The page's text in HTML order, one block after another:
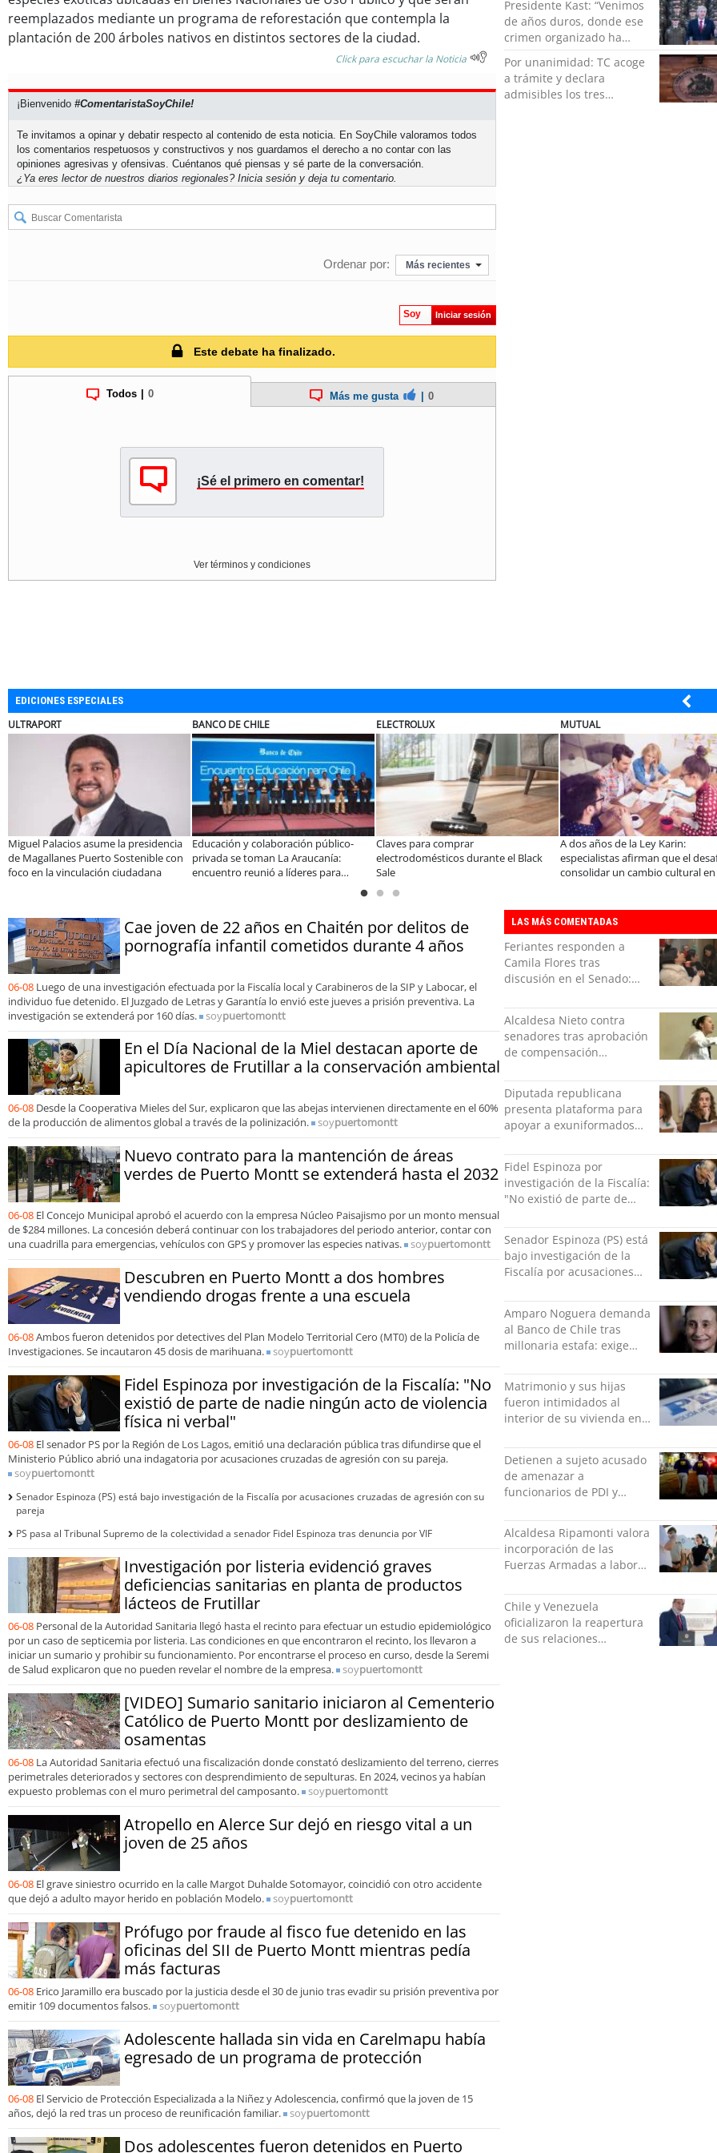
reemplazados mediante un programa de reforestación que contempla la
plantación de 200 árboles nativos en distintos sectores de la ciudad.
Click para escuchar la Noticia
¡Bienvenido #ComentaristaSoyChile!
Te invitamos a opinar y debatir respecto al contenido de esta noticia. En SoyChile valoramos todos
los comentarios respetuosos y constructivos y nos guardamos el derecho a no contar con las
opiniones agresivas y ofensivas. Cuéntanos qué piensas y sé parte de la conversación.
¿Ya eres lector de nuestros diarios regionales? Inicia sesión y deja tu comentario.
Ordenar por: Más recientes
Soy Iniciar sesión
Este debate ha finalizado.
Todos 0 Más me gusta 0
¡Sé el primero en comentar!
Ver términos y condiciones
Presidente Kast: “Venimos
de años duros, donde ese
crimen organizado ha
ocupado un lugar que no
le corresponde”
Por unanimidad: TC acoge
a trámite y declara
admisibles los tres
EDICIONES ESPECIALES
la presidencia
con
Educación y colaboración público-
privada se toman La Araucanía:
encuentro reunió a líderes para
ELECTROLUX
Claves para comprar
electrodomésticos durante el Black
Sale
A dos años de la Ley Karin:
especialistas afirman que el desafío es
consolidar un cambio cultural en las
¿Qué buscan hoy
tecnología para el
Cae joven de 22 años en Chaitén por delitos de
pornografía infantil cometidos durante 4 años
06-08 Luego de una investigación efectuada por la Fiscalía local y Carabineros de la SIP y Labocar, el
individuo fue detenido. El Juzgado de Letras y Garantía lo envió este jueves a prisión preventiva. La
investigación se extenderá por 160 días.
soypuertomontt
En el Día Nacional de la Miel destacan aporte de
apicultores de Frutillar a la conservación ambiental
06-08 Desde la Cooperativa Mieles del Sur, explicaron que las abejas intervienen directamente en el 60%
de la producción de alimentos global a través de la polinización.
soypuertomontt
Nuevo contrato para la mantención de áreas
verdes de Puerto Montt se extenderá hasta el 2032
06-08 El Concejo Municipal aprobó el acuerdo con la empresa Núcleo Paisajismo por un monto mensual
de $284 millones. La concesión deberá continuar con los trabajadores del periodo anterior, contar con
una cuadrilla para emergencias, vehículos con GPS y promover las especies nativas.
soypuertomontt
Descubren en Puerto Montt a dos hombres
vendiendo drogas frente a una escuela
06-08Ambos fueron detenidos por detectives del Plan Modelo Territorial Cero (MT0) de la Policía de
Investigaciones. Se incautaron 45 dosis de marihuana.
soypuertomontt
Fidel Espinoza por investigación de la Fiscalía: "No
existió de parte de nadie ningún acto de violencia
física ni verbal"
06-08 El senador PS por la Región de Los Lagos, emitió una declaración pública tras difundirse que el
Ministerio Público abrió una indagatoria por acusaciones cruzadas de agresión con su pareja.
soypuertomontt
Senador Espinoza (PS) está bajo investigación de la Fiscalía por acusaciones cruzadas de agresión con su
pareja
PS pasa al Tribunal Supremo de la colectividad a senador Fidel Espinoza tras denuncia por VIF
Investigación por listeria evidenció graves
deficiencias sanitarias en planta de productos
lácteos de Frutillar
06-08 Personal de la Autoridad Sanitaria llegó hasta el recinto para efectuar un estudio epidemiológico
por un caso de septicemia por listeria. Las condiciones en que encontraron el recinto, los llevaron a
iniciar un sumario y prohibir su funcionamiento. Por encontrarse el proceso en curso, desde la Seremi
de Salud explicaron que no pueden revelar el nombre de la empresa.
soypuertomontt
[VIDEO] Sumario sanitario iniciaron al Cementerio
Católico de Puerto Montt por deslizamiento de
osamentas
06-08 La Autoridad Sanitaria efectuó una fiscalización donde constató deslizamiento del terreno, cierres
perimetrales deteriorados y sectores con desprendimiento de sepulturas. En 2024, vecinos ya habían
expuesto problemas con el muro perimetral del camposanto.
soypuertomontt
Atropello en Alerce Sur dejó en riesgo vital a un
joven de 25 años
06-08 El grave siniestro ocurrido en la calle Margot Duhalde Sotomayor, coincidió con otro accidente
que dejó a adulto mayor herido en población Modelo.
soypuertomontt
Prófugo por fraude al fisco fue detenido en las
oficinas del SII de Puerto Montt mientras pedía
más facturas
06-08 Erico Jaramillo era buscado por la justicia desde el 30 de junio tras evadir su prisión preventiva por
emitir 109 documentos falsos.
soypuertomontt
Adolescente hallada sin vida en Carelmapu había
egresado de un programa de protección
06-08 El Servicio de Protección Especializada a la Niñez y Adolescencia, confirmó que la joven de 15
años, dejó la red tras un proceso de reunificación familiar.
soypuertomontt
Dos adolescentes fueron detenidos en Puerto
LAS MÁS COMENTADAS
Feriantes responden a
Camila Flores tras
discusión en el Senado:
orgullo”
Alcaldesa Nieto contra
senadores tras aprobación
de compensación
indolente"
Diputada republicana
presenta plataforma para
apoyar a exuniformados
social
Fidel Espinoza por
investigación de la Fiscalía:
"No existió de parte de
violencia física ni verbal"
Senador Espinoza (PS) está
bajo investigación de la
Fiscalía por acusaciones
su pareja
Amparo Noguera demanda
al Banco de Chile tras
millonaria estafa: exige
Matrimonio y sus hijas
fueron intimidados al
interior de su vivienda en
Detienen a sujeto acusado
de amenazar a
funcionarios de PDI y
Verde
Alcaldesa Ripamonti valora
incorporación de las
Fuerzas Armadas a labores
“responsabilidad política”
Chile y Venezuela
oficializaron la reapertura
de sus relaciones